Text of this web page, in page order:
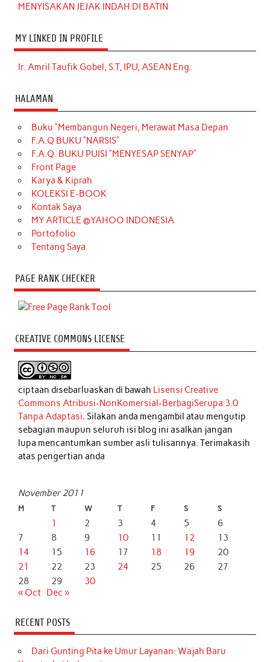
MENYISAKAN JEJAK INDAH DI BATIN
MY LINKED IN PROFILE
Ir. Amril Taufik Gobel, S.T, IPU, ASEAN Eng.
HALAMAN
Buku “Membangun Negeri, Merawat Masa Depan
F.A.Q BUKU “NARSIS”
F.A.Q. BUKU PUISI “MENYESAP SENYAP”
Front Page
Karya & Kiprah
KOLEKSI E-BOOK
Kontak Saya
MY ARTICLE @YAHOO INDONESIA
Portofolio
Tentang Saya
PAGE RANK CHECKER
CREATIVE COMMONS LICENSE
ciptaan disebarluaskan di bawah Lisensi Creative
Commons Atribusi-NonKomersial-BerbagiSerupa 3.0
Tanpa Adaptasi. Silakan anda mengambil atau mengutip
sebagian maupun seluruh isi blog ini asalkan jangan
lupa mencantumkan sumber asli tulisannya. Terimakasih
atas pengertian anda
November 2011
M T W T F S S
1 2 3 4 5
6
7
8 9 10 11 12
13
14
15 16 17 18 19
20
21
22 23 24 25 26
27
28
29
30
« Oct Dec »
RECENT POSTS
Dari Gunting Pita ke Umur Layanan: Wajah Baru